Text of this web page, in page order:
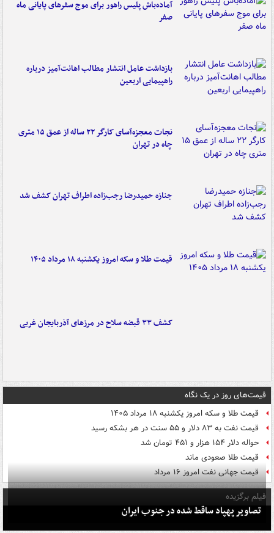
آماده‌باش پلیس راهور برای موج سفرهای پایانی ماه
صفر
بازداشت عامل انتشار مطالب اهانت‌آمیز درباره
راهپیمایی اربعین
نجات معجزه‌آسای کارگر ۲۲ ساله از عمق ۱۵ متری
چاه در تهران
جنازه حمیدرضا رجب‌زاده اطراف تهران کشف شد
قیمت طلا و سکه امروز یکشنبه ۱۸ مرداد ۱۴۰۵
کشف ۳۳ قبضه سلاح در مرزهای آذربایجان غربی
قیمت‌های روز در یک نگاه
قیمت طلا و سکه امروز یکشنبه ۱۸ مرداد ۱۴۰۵
قیمت نفت به ۸۳ دلار و ۵۵ سنت در هر بشکه رسید
حواله دلار ۱۵۴ هزار و ۴۵۱ تومان شد
قیمت طلا صعودی ماند
قیمت جهانی نفت امروز ۱۶ مرداد
فیلم برگزیده
تصاویر پهپاد ساقط شده در جنوب ایران